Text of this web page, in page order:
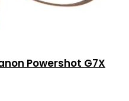
Powershot G7X